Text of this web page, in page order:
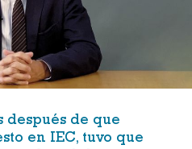
después de que
en IEC, tuvo que